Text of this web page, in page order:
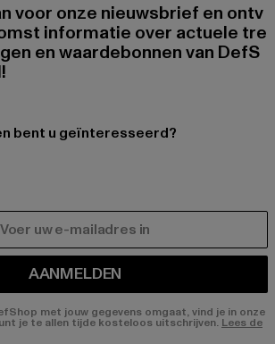
voor onze nieuwsbrief en ontv
informatie over actuele tre
en waardebonnen van DefS
bent u geïnteresseerd?
AANMELDEN
met jouw gegevens omgaat, vind je in onze
je te allen tijde kosteloos uitschrijven. Lees de